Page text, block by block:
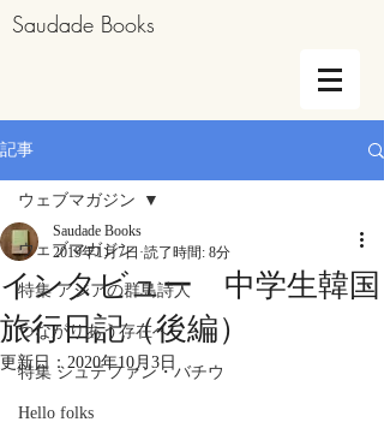
Saudade Books
記事
ウェブマガジン
特集 アジアの群島詩人
つながりあう存在へ
特集 シュテファン・バチウ
Hello folks
ウェブマガジン
インタビュー 中学生韓国
旅行日記（後編）
Saudade Books
2019年1月7日 読了時間: 8分
更新日： 2020年10月3日